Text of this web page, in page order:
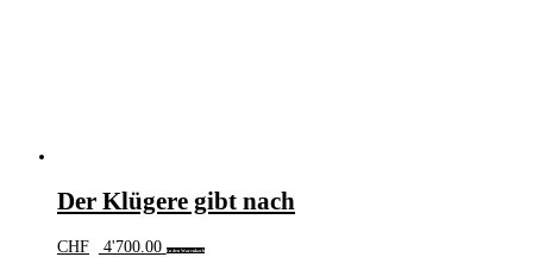
Der Klügere gibt nach
CHF 4'700.00 In den Warenkorb